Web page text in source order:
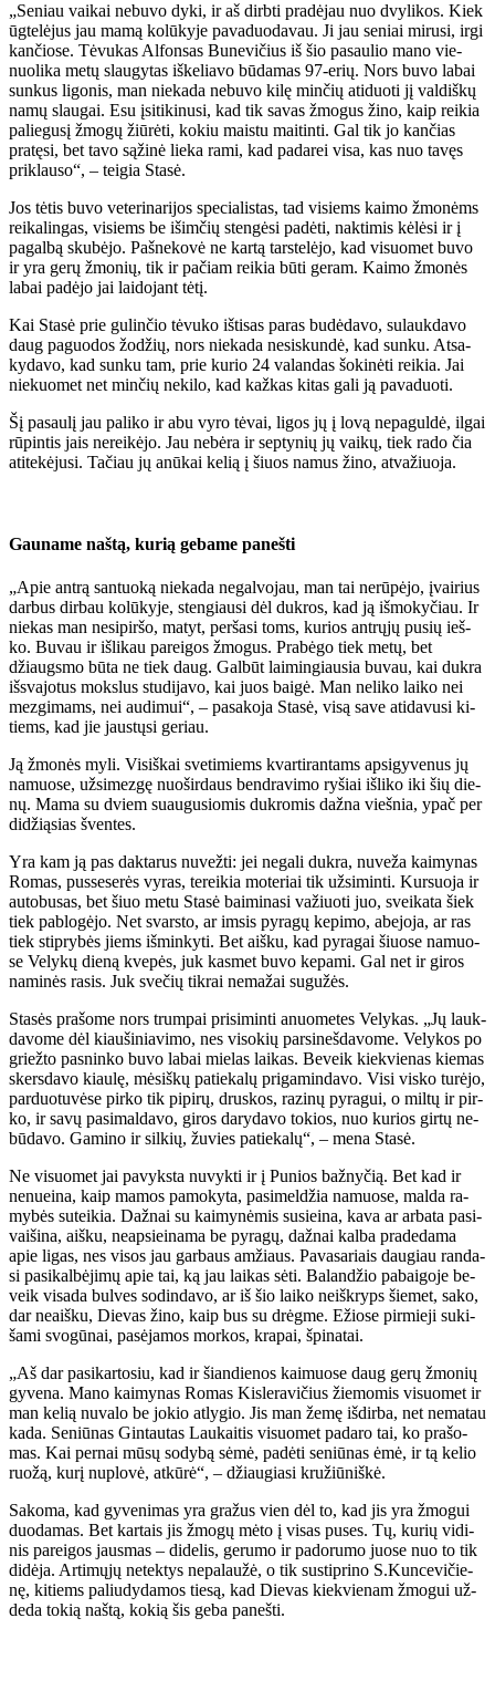
„Se­niau vai­kai ne­bu­vo dy­ki, ir aš dirb­ti pra­dė­jau nuo dvy­li­kos. Kiek
ūg­te­lė­jus jau ma­mą ko­lū­ky­je pa­va­duo­da­vau. Ji jau se­niai mi­ru­si, ir­gi
kan­čio­se. Tė­vu­kas Al­fon­sas Bu­ne­vi­čius iš šio pa­sau­lio ma­no vie­
nuo­li­ka me­tų slau­gy­tas iš­ke­lia­vo bū­da­mas 97-erių. Nors bu­vo la­bai
sun­kus li­go­nis, man nie­ka­da ne­bu­vo ki­lę min­čių ati­duo­ti jį val­diš­kų
na­mų slau­gai. Esu įsi­ti­ki­nu­si, kad tik sa­vas žmo­gus ži­no, kaip rei­kia
pa­lie­gu­sį žmo­gų žiū­rė­ti, ko­kiu mais­tu mai­tin­ti. Gal tik jo kan­čias
pra­tę­si, bet ta­vo są­ži­nė lie­ka ra­mi, kad pa­da­rei vi­sa, kas nuo ta­vęs
pri­klau­so“, – tei­gia Sta­sė.
Jos tė­tis bu­vo ve­te­ri­na­ri­jos spe­cia­lis­tas, tad vi­siems kai­mo žmo­nėms
rei­ka­lin­gas, vi­siems be iš­im­čių sten­gė­si pa­dė­ti, nak­ti­mis kė­lė­si ir į
pa­gal­bą sku­bė­jo. Pa­šne­ko­vė ne kar­tą tars­te­lė­jo, kad vi­suo­met bu­vo
ir yra ge­rų žmo­nių, tik ir pa­čiam rei­kia bū­ti ge­ram. Kai­mo žmo­nės
la­bai pa­dė­jo jai lai­do­jant tė­tį.
Kai Sta­sė prie gu­lin­čio tė­vu­ko iš­ti­sas pa­ras bu­dė­da­vo, su­lauk­da­vo
daug pa­guo­dos žo­džių, nors nie­ka­da ne­si­skun­dė, kad sun­ku. At­sa­
ky­da­vo, kad sun­ku tam, prie ku­rio 24 va­lan­das šo­ki­nė­ti rei­kia. Jai
nie­kuo­met net min­čių ne­ki­lo, kad kaž­kas ki­tas ga­li ją pa­va­duo­ti.
Šį pa­sau­lį jau pa­li­ko ir abu vy­ro tė­vai, li­gos jų į lo­vą ne­pa­gul­dė, il­gai
rū­pin­tis jais ne­rei­kė­jo. Jau ne­bė­ra ir sep­ty­nių jų vai­kų, tiek ra­do čia
ati­te­kė­ju­si. Ta­čiau jų anū­kai ke­lią į šiuos na­mus ži­no, at­va­žiuo­ja.
Gau­na­me naš­tą, ku­rią ge­ba­me pa­neš­ti
„Apie an­trą san­tuo­ką nie­ka­da ne­gal­vo­jau, man tai ne­rū­pė­jo, įvai­rius
dar­bus dir­bau ko­lū­ky­je, sten­giau­si dėl duk­ros, kad ją iš­mo­ky­čiau. Ir
nie­kas man ne­si­pir­šo, ma­tyt, per­ša­si toms, ku­rios ant­rų­jų pu­sių ieš­
ko. Bu­vau ir iš­li­kau pa­rei­gos žmo­gus. Pra­bė­go tiek me­tų, bet
džiaugs­mo bū­ta ne tiek daug. Gal­būt lai­min­giau­sia bu­vau, kai duk­ra
iš­sva­jo­tus moks­lus stu­di­ja­vo, kai juos bai­gė. Man ne­li­ko lai­ko nei
mez­gi­mams, nei au­di­mui“, – pa­sa­ko­ja Sta­sė, vi­są sa­ve ati­da­vu­si ki­
tiems, kad jie jaus­tų­si ge­riau.
Ją žmo­nės my­li. Vi­siš­kai sve­ti­miems kvar­ti­ran­tams ap­si­gy­ve­nus jų
na­muo­se, už­si­mez­gę nuo­šir­daus ben­dra­vi­mo ry­šiai iš­li­ko iki šių die­
nų. Ma­ma su dviem su­au­gu­sio­mis duk­ro­mis daž­na vieš­nia, ypač per
di­dži­ą­sias šven­tes.
Yra kam ją pas dak­ta­rus nu­vež­ti: jei ne­ga­li duk­ra, nu­ve­ža kai­my­nas
Ro­mas, pus­se­se­rės vy­ras, te­rei­kia mo­te­riai tik už­si­min­ti. Kur­suo­ja ir
au­to­bu­sas, bet šiuo me­tu Sta­sė bai­mi­na­si va­žiuo­ti juo, svei­ka­ta šiek
tiek pa­blo­gė­jo. Net svars­to, ar im­sis py­ra­gų ke­pi­mo, abe­jo­ja, ar ras
tiek stip­ry­bės jiems iš­min­ky­ti. Bet aiš­ku, kad py­ra­gai šiuo­se na­muo­
se Ve­ly­kų die­ną kve­pės, juk kas­met bu­vo ke­pa­mi. Gal net ir gi­ros
na­mi­nės ra­sis. Juk sve­čių tik­rai ne­ma­žai su­gu­žės.
Sta­sės pra­šo­me nors trum­pai pri­si­min­ti anuo­me­tes Ve­ly­kas. „Jų lauk­
da­vo­me dėl kiau­ši­nia­vi­mo, nes vi­so­kių par­si­neš­da­vo­me. Ve­ly­kos po
griež­to pas­nin­ko bu­vo la­bai mie­las lai­kas. Be­veik kiek­vie­nas kie­mas
skers­da­vo kiau­lę, mė­siš­kų pa­tie­ka­lų pri­ga­min­da­vo. Vi­si vis­ko tu­rė­jo,
par­duo­tu­vė­se pir­ko tik pi­pi­rų, drus­kos, ra­zi­nų py­ra­gui, o mil­tų ir pir­
ko, ir sa­vų pa­si­mal­da­vo, gi­ros da­ry­da­vo to­kios, nuo ku­rios gir­tų ne­
bū­da­vo. Ga­mi­no ir sil­kių, žu­vies pa­tie­ka­lų“, – me­na Sta­sė.
Ne vi­suo­met jai pa­vyks­ta nu­vyk­ti ir į Pu­nios baž­ny­čią. Bet kad ir
ne­nu­ei­na, kaip ma­mos pa­mo­ky­ta, pa­si­mel­džia na­muo­se, mal­da ra­
my­bės su­tei­kia. Daž­nai su kai­my­nė­mis su­si­ei­na, ka­va ar ar­ba­ta pa­si­
vai­ši­na, aiš­ku, neap­si­ei­na­ma be py­ra­gų, daž­nai kal­ba pra­de­da­ma
apie li­gas, nes vi­sos jau gar­baus am­žiaus. Pa­va­sa­riais dau­giau ran­da­
si pa­si­kal­bė­ji­mų apie tai, ką jau lai­kas sė­ti. Ba­lan­džio pa­bai­go­je be­
veik vi­sa­da bul­ves so­din­da­vo, ar iš šio lai­ko ne­iš­kryps šie­met, sa­ko,
dar ne­aiš­ku, Die­vas ži­no, kaip bus su drėg­me. Ežio­se pir­mie­ji su­ki­
ša­mi svo­gū­nai, pa­sė­ja­mos mor­kos, kra­pai, špi­na­tai.
„Aš dar pa­si­kar­to­siu, kad ir šian­die­nos kai­muo­se daug ge­rų žmo­nių
gy­ve­na. Ma­no kai­my­nas Ro­mas Kis­le­ra­vi­čius žie­mo­mis vi­suo­met ir
man ke­lią nu­va­lo be jo­kio at­ly­gio. Jis man že­mę iš­dir­ba, net ne­ma­tau
ka­da. Se­niū­nas Gin­tau­tas Lau­kai­tis vi­suo­met pa­da­ro tai, ko pra­šo­
mas. Kai per­nai mū­sų so­dy­bą sė­mė, pa­dė­ti se­niū­nas ėmė, ir tą ke­lio
ruo­žą, ku­rį nu­plo­vė, at­kū­rė“, – džiau­gia­si kru­žiū­niš­kė.
Sa­ko­ma, kad gy­ve­ni­mas yra gra­žus vien dėl to, kad jis yra žmo­gui
duo­da­mas. Bet kar­tais jis žmo­gų mė­to į vi­sas pu­ses. Tų, ku­rių vi­di­
nis pa­rei­gos jaus­mas – di­de­lis, ge­ru­mo ir pa­do­ru­mo juo­se nuo to tik
di­dė­ja. Ar­ti­mų­jų ne­tek­tys ne­pa­lau­žė, o tik su­stip­ri­no S.Kun­ce­vi­čie­
nę, ki­tiems pa­liu­dy­da­mos tie­są, kad Die­vas kiek­vie­nam žmo­gui už­
de­da to­kią naš­tą, ko­kią šis ge­ba pa­neš­ti.